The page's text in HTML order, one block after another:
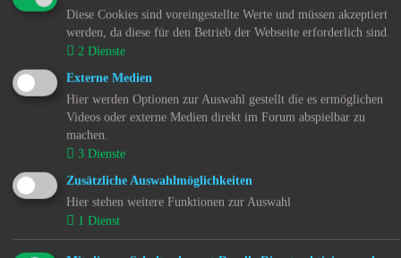
Westfalen (NW)
↳ 6.1.11. Regionale Nachrichten - Rheinland-Pfalz
(RP)
↳ 6.1.13. Regionale Nachrichten - Sachsen (SN)
↳ 6.1.14. Regionale Nachrichten - Sachsen-Anhalt
(ST)
↳ 6.1.15. Regionale Nachrichten - Schleswig-Holstein
(SH)
↳ 6.1.16. Regionale Nachrichten - Thüringen (TH)
↳ 6.1.17. Überregionale Nachrichten -
Bundesrepublik Deutschland (DE)
↳ 6.1.18. Nachrichten aus dem Ausland - Österreich
↳ 6.1.19. Nachrichten aus dem Ausland - Polen (PL)
Diese Cookies sind voreingestellte Werte und müssen akzeptiert
werden, da diese für den Betrieb der Webseite erforderlich sind.
2 Dienste
Externe Medien
Hier werden Optionen zur Auswahl gestellt die es ermöglichen
Videos oder externe Medien direkt im Forum abspielbar zu
machen.
3 Dienste
Zusätzliche Auswahlmöglichkeiten
Hier stehen weitere Funktionen zur Auswahl
1 Dienst